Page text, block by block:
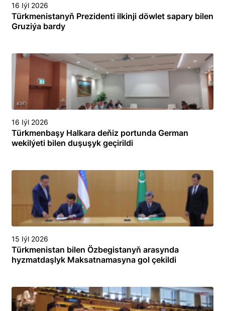
16 Iýl 2026
Türkmenistanyň Prezidenti ilkinji döwlet sapary bilen
Gruziýa bardy
16 Iýl 2026
Türkmenbaşy Halkara deňiz portunda German
wekilýeti bilen duşuşyk geçirildi
15 Iýl 2026
Türkmenistan bilen Özbegistanyň arasynda
hyzmatdaşlyk Maksatnamasyna gol çekildi